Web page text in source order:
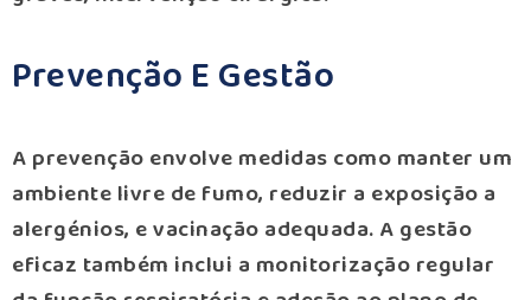
Prevenção E Gestão
A prevenção envolve medidas como manter um
ambiente livre de fumo, reduzir a exposição a
alergénios, e vacinação adequada. A gestão
eficaz também inclui a monitorização regular